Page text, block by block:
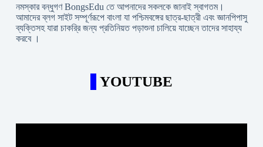
নমস্কার বন্ধুগণ BongsEdu তে আপনাদের সকলকে জানাই স্বাগতম।
আমাদের ব্লগ সাইট সম্পূর্ণরূপে বাংলা যা পশ্চিমবঙ্গের ছাত্র-ছাত্রী এবং জ্ঞানপিপাসু
ব্যক্তিসহ যারা চাকরি্র জন্য প্রতিনিয়ত পড়াশুনা চালিয়ে যাচ্ছেন তাদের সাহায্য
করবে ।
YOUTUBE